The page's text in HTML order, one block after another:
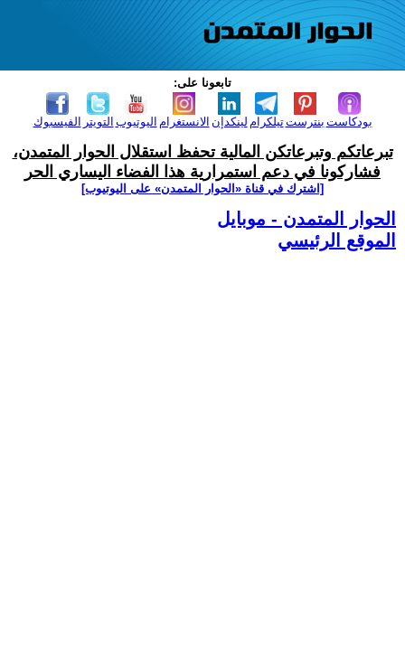
تابعونا على:
الفيسبوك التويتر اليوتيوب الانستغرام لينكدإن تيلكرامبنترست بودكاست
تبرعاتكم وتبرعاتكن المالية تحفظ استقلال الحوار المتمدن،
فشاركونا في دعم استمرارية هذا الفضاء اليساري الحر
[اشترك في قناة ‫«الحوار المتمدن» على اليوتيوب]
الحوار المتمدن - موبايل
الموقع الرئيسي